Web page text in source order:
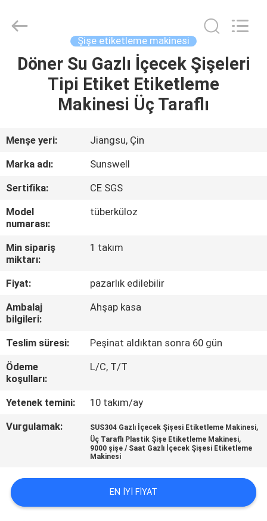
EV
ÜRÜN:%
VİDEOLAR
HAKKIMIZDA
TURU
KALITE
KONTROL
BIZIMLE
ILETIŞIME
HABERLER
TEKLIF
ISTEĞI
Reserved.
Şişe etiketleme makinesi
Döner Su Gazlı İçecek Şişeleri
Tipi Etiket Etiketleme
Makinesi Üç Taraflı
Menşe yeri:
Jiangsu, Çin
Marka adı:
Sunswell
Sertifika:
CE SGS
Model
numarası:
tüberküloz
Min sipariş
miktarı:
1 takım
Fiyat:
pazarlık edilebilir
Ambalaj
bilgileri:
Ahşap kasa
Teslim süresi:
Peşinat aldıktan sonra 60 gün
Ödeme
koşulları:
L/C, T/T
Yetenek temini:
10 takım/ay
Vurgulamak:
SUS304 Gazlı İçecek Şişesi Etiketleme Makinesi,
Üç Taraflı Plastik Şişe Etiketleme Makinesi,
9000 şişe / Saat Gazlı İçecek Şişesi Etiketleme
Makinesi
EN IYI FIYAT